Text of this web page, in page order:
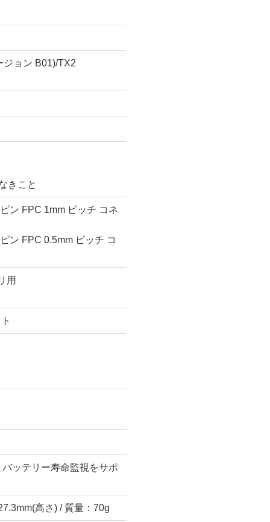
ョン B01)/TX2
きこと
ン FPC 1mm ピッチ コネ
ン FPC 0.5mm ピッチ コ
用
ッテリー寿命監視をサポ
高さ) / 質量：70g